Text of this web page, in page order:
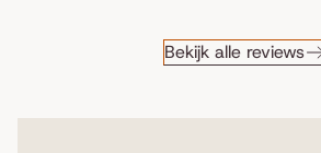
Bekijk alle reviews